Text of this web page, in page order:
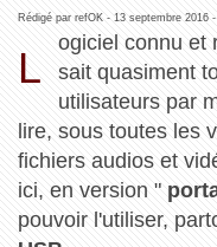
Rédigé par refOK - 13 septembre 2016-
L
ogiciel connu et
sait quasiment
utilisateurs par
lire, sous toutes les
fichiers audios et
ici, en version "
pouvoir l'utiliser,